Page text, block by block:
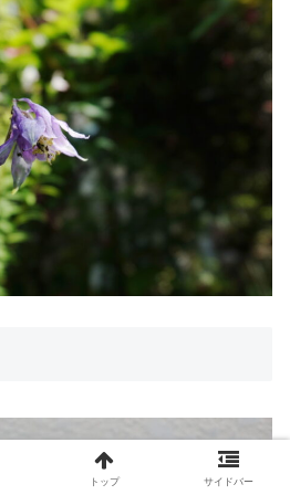
トップ サイドバー